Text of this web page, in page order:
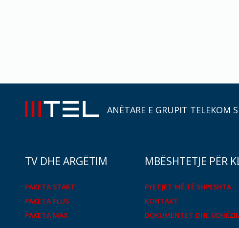
ANËTARE E GRUPIT TELEKOM
TV DHE ARGËTIM
PAKETA START
PAKETA PLUS
PAKETA MAX
MBËSHTETJE PËR
PYETJET MË TË SHPESHTA
KONTAKT
DOKUMENTET DHE